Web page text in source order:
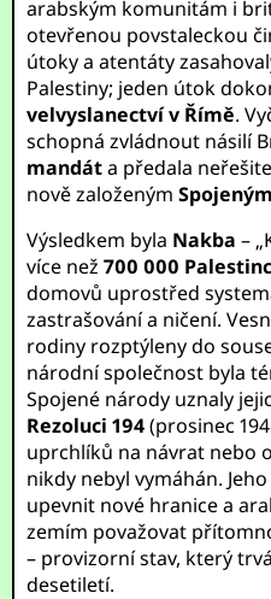
arabským komunitám i
otevřenou povstaleckou
útoky a atentáty
Palestiny; jeden útok
velvyslanectví v Římě.
schopná zvládnout násilí
mandáta předala
nově založeným
Výsledkem byla Nakba –
více než700 000
domovů uprostřed
zastrašování a ničení.
rodiny rozptýleny do
národní společnost byla
Spojené národy uznaly
Rezoluci 194(prosinec
uprchlíků na návrat nebo
nikdy nebyl vymáhán.
upevnit nové hranice a
zemím považovat
– provizorní stav, který
desetiletí.